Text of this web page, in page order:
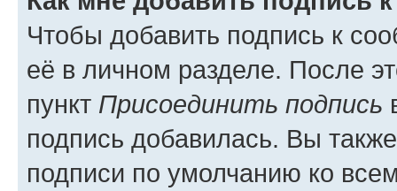
Чтобы добавить подпись к
её в личном разделе. После
пункт Присоединить подпись
подпись добавилась. Вы
подписи по умолчанию ко